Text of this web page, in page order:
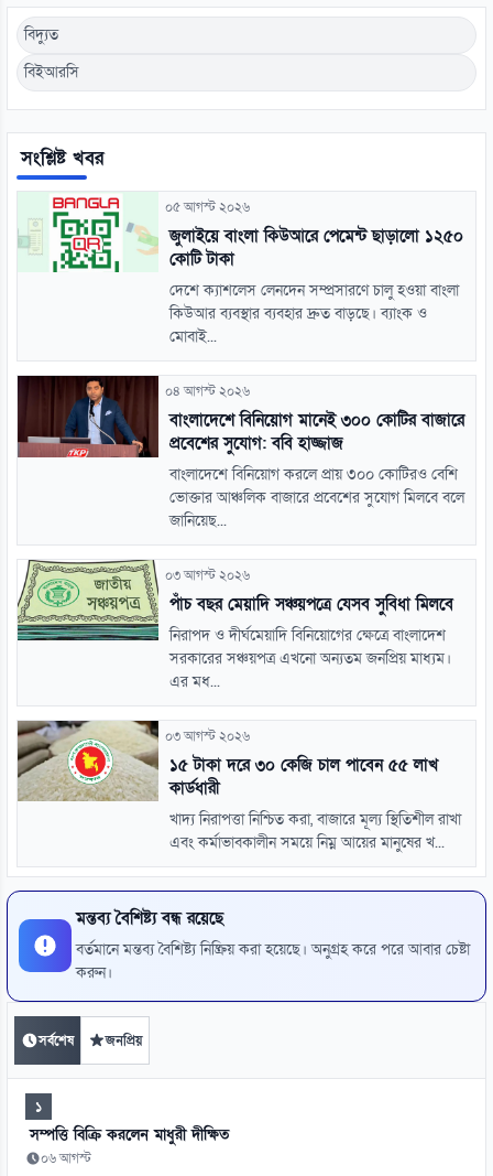
বিদ্যুত
বিইআরসি
সংশ্লিষ্ট খবর
০৫ আগস্ট ২০২৬
জুলাইয়ে বাংলা কিউআরে পেমেন্ট ছাড়ালো ১২৫০
কোটি টাকা
দেশে ক্যাশলেস লেনদেন সম্প্রসারণে চালু হওয়া বাংলা
কিউআর ব্যবস্থার ব্যবহার দ্রুত বাড়ছে। ব্যাংক ও
মোবাই...
০৪ আগস্ট ২০২৬
বাংলাদেশে বিনিয়োগ মানেই ৩০০ কোটির বাজারে
প্রবেশের সুযোগ: ববি হাজ্জাজ
বাংলাদেশে বিনিয়োগ করলে প্রায় ৩০০ কোটিরও বেশি
ভোক্তার আঞ্চলিক বাজারে প্রবেশের সুযোগ মিলবে বলে
জানিয়েছ...
০৩ আগস্ট ২০২৬
পাঁচ বছর মেয়াদি সঞ্চয়পত্রে যেসব সুবিধা মিলবে
নিরাপদ ও দীর্ঘমেয়াদি বিনিয়োগের ক্ষেত্রে বাংলাদেশ
সরকারের সঞ্চয়পত্র এখনো অন্যতম জনপ্রিয় মাধ্যম।
এর মধ...
০৩ আগস্ট ২০২৬
১৫ টাকা দরে ৩০ কেজি চাল পাবেন ৫৫ লাখ
কার্ডধারী
খাদ্য নিরাপত্তা নিশ্চিত করা, বাজারে মূল্য স্থিতিশীল রাখা
এবং কর্মাভাবকালীন সময়ে নিম্ন আয়ের মানুষের খ...
মন্তব্য বৈশিষ্ট্য বন্ধ রয়েছে
বর্তমানে মন্তব্য বৈশিষ্ট্য নিষ্ক্রিয় করা হয়েছে। অনুগ্রহ করে পরে আবার চেষ্টা
করুন।
সর্বশেষ জনপ্রিয়
১
সম্পত্তি বিক্রি করলেন মাধুরী দীক্ষিত
০৬ আগস্ট